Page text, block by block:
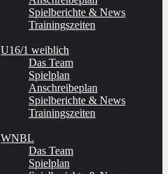
Spielberichte & News
Trainingszeiten
U16/1 weiblich
Das Team
Spielplan
Anschreibeplan
Spielberichte & News
Trainingszeiten
WNBL
Das Team
Spielplan